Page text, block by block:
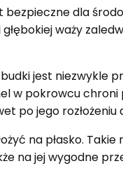
dla
waży
jest
w pokrowcu
po jego
na płasko.
na jej wygodne